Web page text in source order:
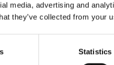
media, advertising and
they’ve collected from your
Statistics